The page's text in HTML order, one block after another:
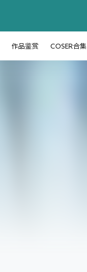
作品鉴赏 COSER合集